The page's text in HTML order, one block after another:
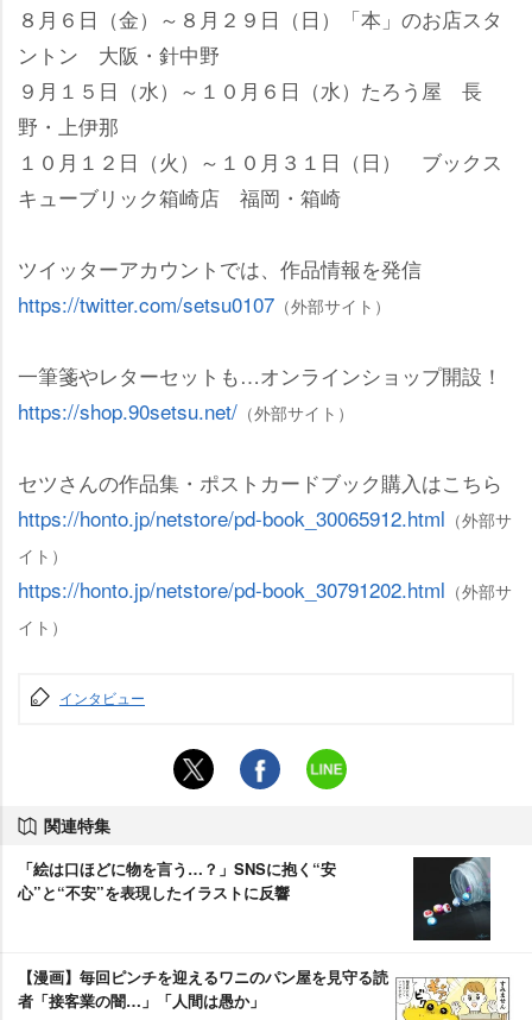
８月６日（金）～８月２９日（日）「本」のお店スタ
ントン 大阪・針中野
９月１５日（水）～１０月６日（水）たろう屋 長
野・上伊那
１０月１２日（火）～１０月３１日（日） ブックス
キューブリック箱崎店 福岡・箱崎
ツイッターアカウントでは、作品情報を発信
https://twitter.com/setsu0107 （外部サイト）
一筆箋やレターセットも…オンラインショップ開設！
https://shop.90setsu.net/ （外部サイト）
セツさんの作品集・ポストカードブック購入はこちら
https://honto.jp/netstore/pd-book_30065912.html （外部サ
イト）
https://honto.jp/netstore/pd-book_30791202.html （外部サ
イト）
インタビュー
関連特集
「絵は口ほどに物を言う…？」SNSに抱く“安
心”と“不安”を表現したイラストに反響
【漫画】毎回ピンチを迎えるワニのパン屋を見守る読
者「接客業の闇…」「人間は愚か」